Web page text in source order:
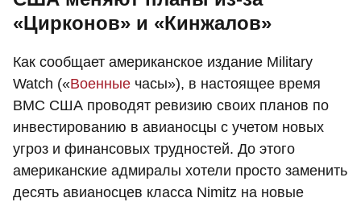
«Цирконов» и «Кинжалов»
Как сообщает американское издание Military
Watch («Военные часы»), в настоящее время
ВМС США проводят ревизию своих планов по
инвестированию в авианосцы с учетом новых
угроз и финансовых трудностей. До этого
американские адмиралы хотели просто заменить
десять авианосцев класса Nimitz на новые